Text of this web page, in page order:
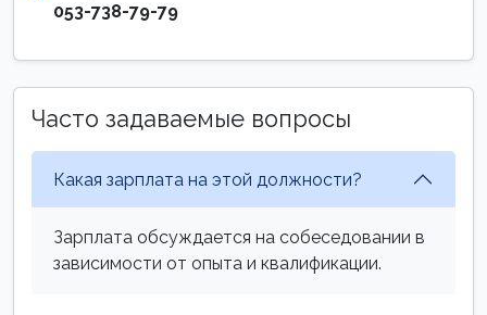
053-738-79-79
Часто задаваемые вопросы
Какая зарплата на этой должности?
Зарплата обсуждается на собеседовании в
зависимости от опыта и квалификации.